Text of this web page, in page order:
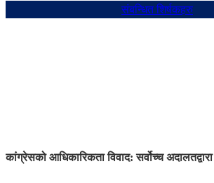
संबन्धित शिर्षकहरु
कांग्रेसको आधिकारिकता विवाद: सर्वोच्च